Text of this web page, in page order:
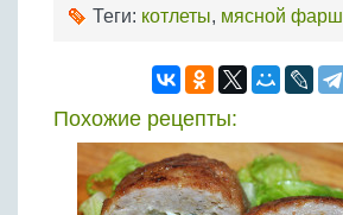
Теги: котлеты, мясной фарш
Похожие рецепты: